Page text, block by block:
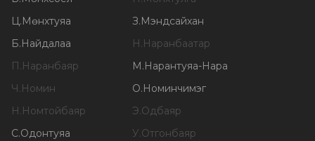
Ц.Мөнхтуяа З.Мэндсайхан
Б.Найдалаа Н.Наранбаатар
П.Наранбаяр М.Нарантуяа-Нара
Ч.Номин О.Номинчимэг
Н.Номтойбаяр Э.Одбаяр
С.Одонтуяа У.Отгонбаяр